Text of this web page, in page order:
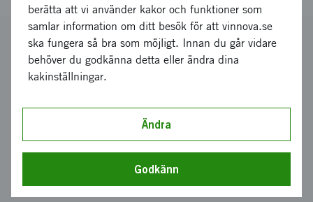
Diarienummer
2012-02855
Koordinator
150 000 kronor
augusti 2012-januari 2013
berätta att vi använder kakor och funktioner som
samlar information om ditt besök för att vinnova.se
ska fungera så bra som möjligt. Innan du går vidare
behöver du godkänna detta eller ändra dina
kakinställningar.
Ändra
Godkänn